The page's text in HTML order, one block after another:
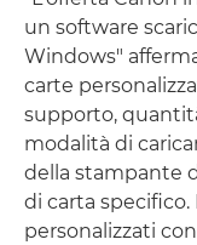
un software
Windows"
carte
supporto,
modalità di
della stampante
di carta
personalizzati